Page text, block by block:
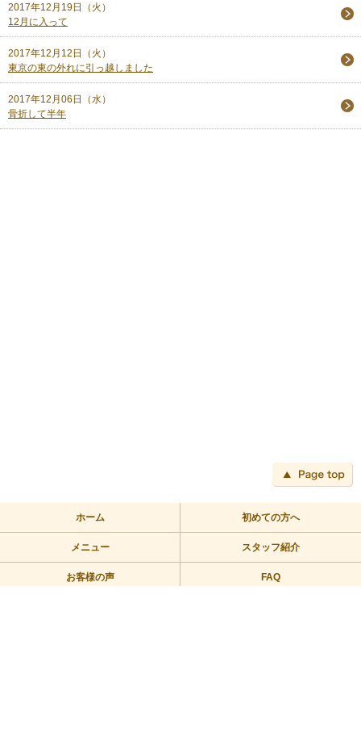
2017年12月19日（火）
12月に入って
2017年12月12日（火）
東京の東の外れに引っ越しました
2017年12月06日（水）
骨折して半年
ホーム 初めての方へ
メニュー スタッフ紹介
お客様の声 FAQ